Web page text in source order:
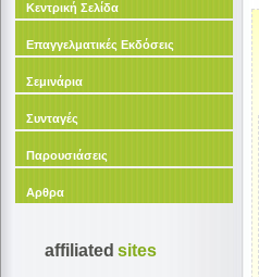
Κεντρική Σελίδα
Επαγγελματικές Εκδόσεις
Σεμινάρια
Συνταγές
Παρουσιάσεις
Αρθρα
affiliated sites